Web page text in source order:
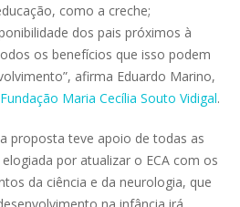
como a creche;
dos pais próximos à
os benefícios que isso podem
afirma Eduardo Marino,
Fundação Maria Cecília Souto Vidigal.
proposta teve apoio de todas as
por atualizar o ECA com os
da ciência e da neurologia, que